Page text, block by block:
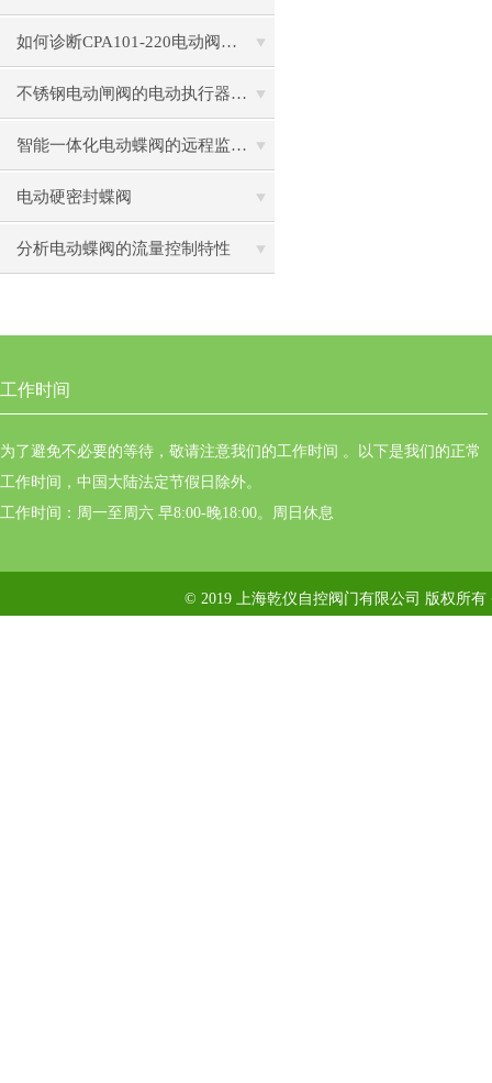
如何诊断CPA101-220电动阀门控制器的通信故障？
不锈钢电动闸阀的电动执行器常见形式
智能一体化电动蝶阀的远程监控与管理技术研究
电动硬密封蝶阀
分析电动蝶阀的流量控制特性
工作时间
为了避免不必要的等待，敬请注意我们的工作时间 。以下是我们的正常
工作时间，中国大陆法定节假日除外。
工作时间：周一至周六 早8:00-晚18:00。周日休息
© 2019 上海乾仪自控阀门有限公司 版权所有